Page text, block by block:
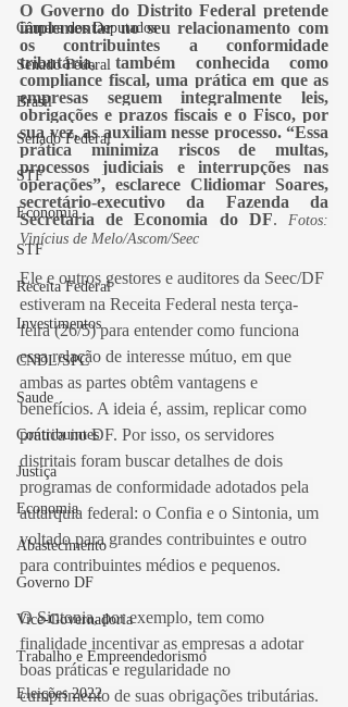
Câmara dos Deputados
Senado Federal
Brasil
Senado Federal
STF
Economia
STF
Receita Federal
Investimentos
CNDL/SPC
Saude
Contribuintes
Justiça
Economia
Abastecimento
Governo DF
Vice-Governadoria
Trabalho e Empreendedorismo
Eleições 2022
O Governo do Distrito Federal pretende
implementar no seu relacionamento com
os contribuintes a conformidade
tributária, também conhecida como
compliance fiscal, uma prática em que as
empresas seguem integralmente leis,
obrigações e prazos fiscais e o Fisco, por
sua vez, as auxiliam nesse processo. “Essa
prática minimiza riscos de multas,
processos judiciais e interrupções nas
operações”, esclarece Clidiomar Soares,
secretário-executivo da Fazenda da
Secretaria de Economia do DF. Fotos:
Vinícius de Melo/Ascom/Seec
Ele e outros gestores e auditores da Seec/DF
estiveram na Receita Federal nesta terça-
feira (26/5) para entender como funciona
essa relação de interesse mútuo, em que
ambas as partes obtêm vantagens e
benefícios. A ideia é, assim, replicar como
prática no DF. Por isso, os servidores
distritais foram buscar detalhes de dois
programas de conformidade adotados pela
autarquia federal: o Confia e o Sintonia, um
voltado para grandes contribuintes e outro
para contribuintes médios e pequenos.
O Sintonia, por exemplo, tem como
finalidade incentivar as empresas a adotar
boas práticas e regularidade no
cumprimento de suas obrigações tributárias.